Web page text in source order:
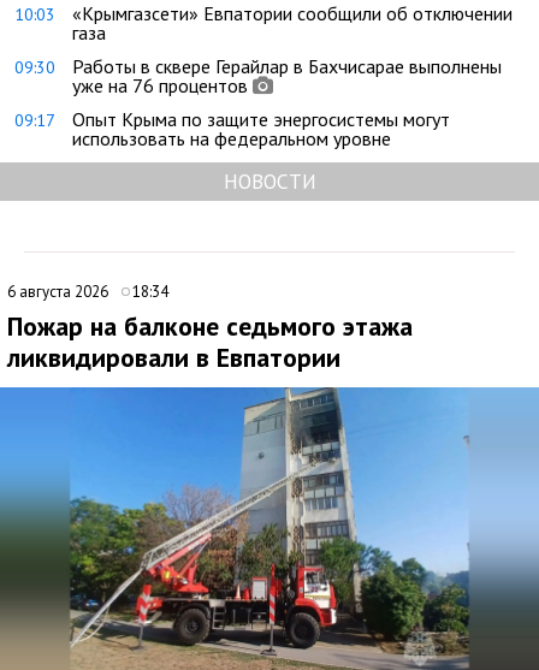
10:03
«Крымгазсети» Евпатории сообщили об отключении
газа
09:30
Работы в сквере Герайлар в Бахчисарае выполнены
уже на 76 процентов
09:17
Опыт Крыма по защите энергосистемы могут
использовать на федеральном уровне
НОВОСТИ
6 августа 2026 18:34
Пожар на балконе седьмого этажа
ликвидировали в Евпатории